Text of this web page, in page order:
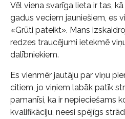
Vēl viena svarīga lieta ir tas,
gadus veciem jauniešiem, es
«Grūti pateikt». Mans
redzes traucējumi ietekmē
dalībniekiem.
Es vienmēr jautāju par viņu
citiem, jo viņiem labāk patīk
pamanīsi, ka ir nepieciešams
kvalifikāciju, neesi spējīgs